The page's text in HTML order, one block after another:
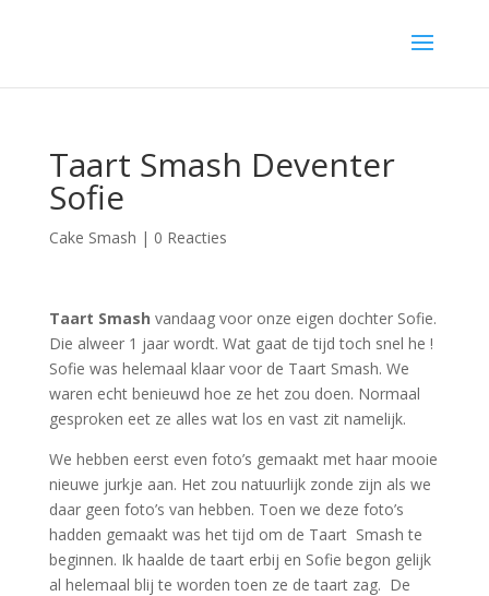
Taart Smash Deventer
Sofie
Cake Smash | 0 Reacties
Taart Smash vandaag voor onze eigen dochter Sofie.
Die alweer 1 jaar wordt. Wat gaat de tijd toch snel he !
Sofie was helemaal klaar voor de Taart Smash. We
waren echt benieuwd hoe ze het zou doen. Normaal
gesproken eet ze alles wat los en vast zit namelijk.
We hebben eerst even foto’s gemaakt met haar mooie
nieuwe jurkje aan. Het zou natuurlijk zonde zijn als we
daar geen foto’s van hebben. Toen we deze foto’s
hadden gemaakt was het tijd om de Taart Smash te
beginnen. Ik haalde de taart erbij en Sofie begon gelijk
al helemaal blij te worden toen ze de taart zag. De